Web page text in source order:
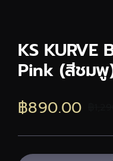
KS KURVE
Pink (สีชม
฿890.00